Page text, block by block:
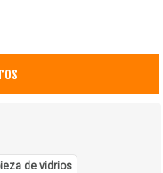
de vidrios